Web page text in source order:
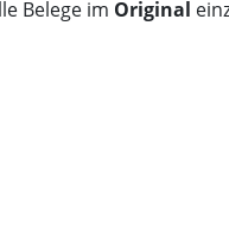
Belege im Original